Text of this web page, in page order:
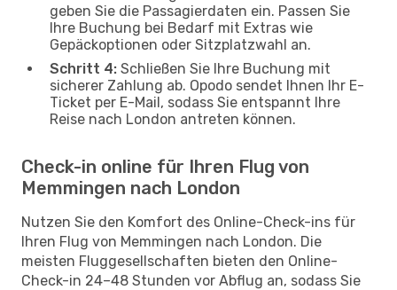
geben Sie die Passagierdaten ein. Passen Sie
Ihre Buchung bei Bedarf mit Extras wie
Gepäckoptionen oder Sitzplatzwahl an.
Schritt 4: Schließen Sie Ihre Buchung mit
sicherer Zahlung ab. Opodo sendet Ihnen Ihr E-
Ticket per E-Mail, sodass Sie entspannt Ihre
Reise nach London antreten können.
Check-in online für Ihren Flug von
Memmingen nach London
Nutzen Sie den Komfort des Online-Check-ins für
Ihren Flug von Memmingen nach London. Die
meisten Fluggesellschaften bieten den Online-
Check-in 24–48 Stunden vor Abflug an, sodass Sie